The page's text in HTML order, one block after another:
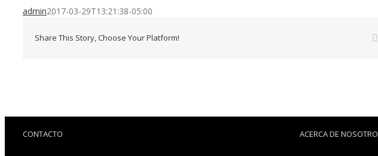
admin2017-03-29T13:21:38-05:00
Share This Story, Choose Your Platform!
CONTACTO ACERCA DE